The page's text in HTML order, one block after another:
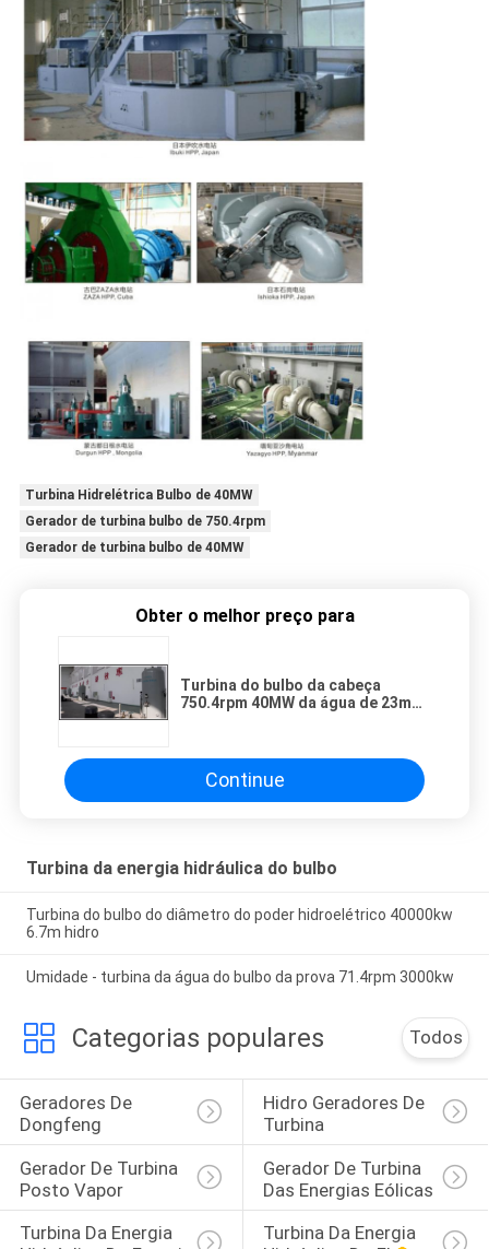
Turbina Hidrelétrica Bulbo de 40MW
Gerador de turbina bulbo de 750.4rpm
Gerador de turbina bulbo de 40MW
Obter o melhor preço para
Turbina do bulbo da cabeça
750.4rpm 40MW da água de 23m
Continue
Turbina da energia hidráulica do bulbo
Turbina do bulbo do diâmetro do poder hidroelétrico 40000kw
6.7m hidro
Umidade - turbina da água do bulbo da prova 71.4rpm 3000kw
Categorias populares Todos
Geradores De
Dongfeng
Hidro Geradores De
Turbina
Gerador De Turbina
Posto Vapor
Gerador De Turbina
Das Energias Eólicas
Turbina Da Energia
Turbina Da Energia